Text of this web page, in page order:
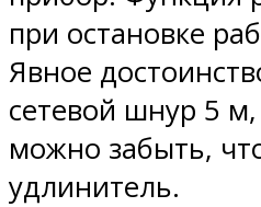
при остановке
Явное
сетевой шнур 5
можно забыть,
удлинитель.